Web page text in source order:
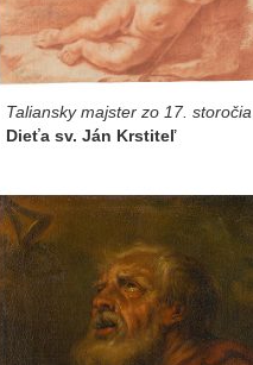
Taliansky majster zo 17. storočia
Dieťa sv. Ján Krstiteľ